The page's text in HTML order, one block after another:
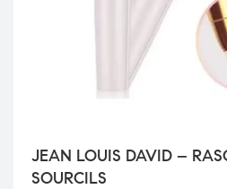
JEAN LOUIS DAVID –
SOURCILS